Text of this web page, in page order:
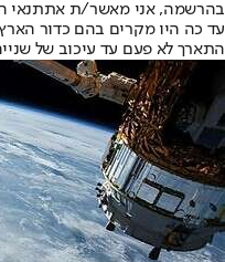
בהרשמה, אני מאשר/ת אתתנאי
התארך לא פעם עד עיכוב של שנייה אחת בסיום כל השנה, והיו 27